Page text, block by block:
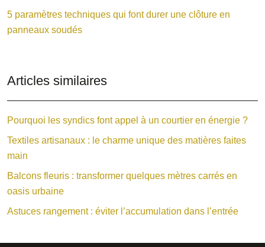
5 paramètres techniques qui font durer une clôture en
panneaux soudés
Articles similaires
Pourquoi les syndics font appel à un courtier en énergie ?
Textiles artisanaux : le charme unique des matières faites
main
Balcons fleuris : transformer quelques mètres carrés en
oasis urbaine
Astuces rangement : éviter l’accumulation dans l’entrée